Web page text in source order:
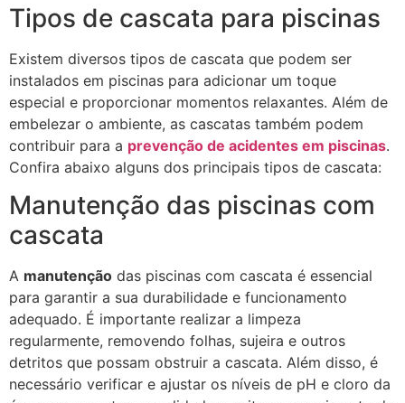
Tipos de cascata para piscinas
Existem diversos tipos de cascata que podem ser
instalados em piscinas para adicionar um toque
especial e proporcionar momentos relaxantes. Além de
embelezar o ambiente, as cascatas também podem
contribuir para a prevenção de acidentes em piscinas.
Confira abaixo alguns dos principais tipos de cascata:
Manutenção das piscinas com
cascata
A manutenção das piscinas com cascata é essencial
para garantir a sua durabilidade e funcionamento
adequado. É importante realizar a limpeza
regularmente, removendo folhas, sujeira e outros
detritos que possam obstruir a cascata. Além disso, é
necessário verificar e ajustar os níveis de pH e cloro da